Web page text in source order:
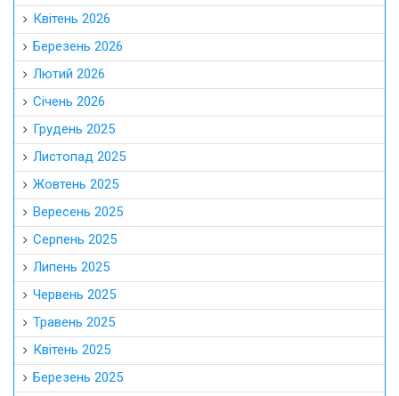
Квітень 2026
Березень 2026
Лютий 2026
Січень 2026
Грудень 2025
Листопад 2025
Жовтень 2025
Вересень 2025
Серпень 2025
Липень 2025
Червень 2025
Травень 2025
Квітень 2025
Березень 2025